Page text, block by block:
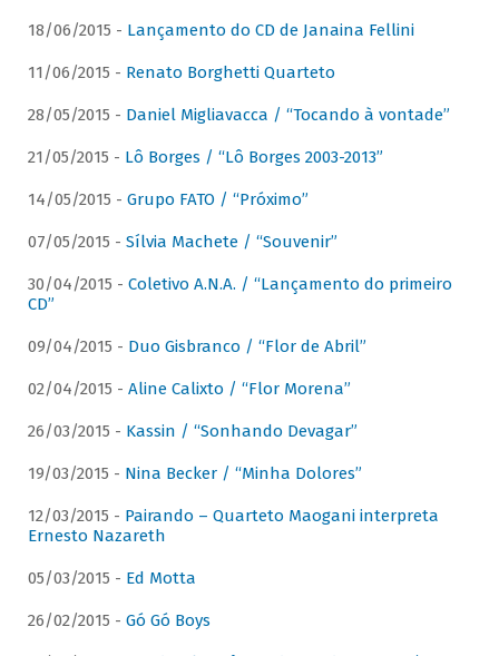
18/06/2015 - Lançamento do CD de Janaina Fellini
11/06/2015 - Renato Borghetti Quarteto
28/05/2015 - Daniel Migliavacca / “Tocando à vontade”
21/05/2015 - Lô Borges / “Lô Borges 2003-2013”
14/05/2015 - Grupo FATO / “Próximo”
07/05/2015 - Sílvia Machete / “Souvenir”
30/04/2015 - Coletivo A.N.A. / “Lançamento do primeiro
CD”
09/04/2015 - Duo Gisbranco / “Flor de Abril”
02/04/2015 - Aline Calixto / “Flor Morena”
26/03/2015 - Kassin / “Sonhando Devagar”
19/03/2015 - Nina Becker / “Minha Dolores”
12/03/2015 - Pairando – Quarteto Maogani interpreta
Ernesto Nazareth
05/03/2015 - Ed Motta
26/02/2015 - Gó Gó Boys